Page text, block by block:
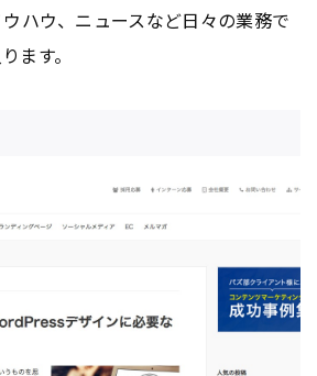
ハウ、ニュースなど日々の業務で
ます。